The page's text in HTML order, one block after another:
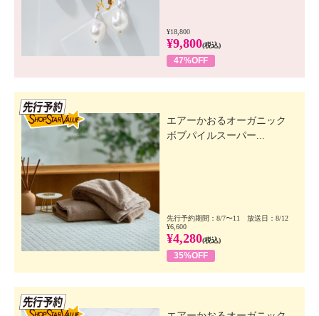
¥18,800
¥9,800(税込)
47%OFF
エアーかおるオーガニック
ボブパイルスーパー...
先行予約期間：8/7〜11 放送日：8/12
¥6,600
¥4,280(税込)
35%OFF